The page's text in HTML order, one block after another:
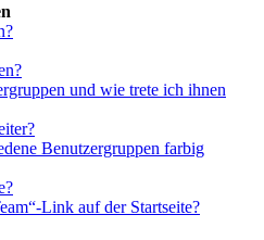
und wie trete ich ihnen
Benutzergruppen farbig
Link auf der Startseite?